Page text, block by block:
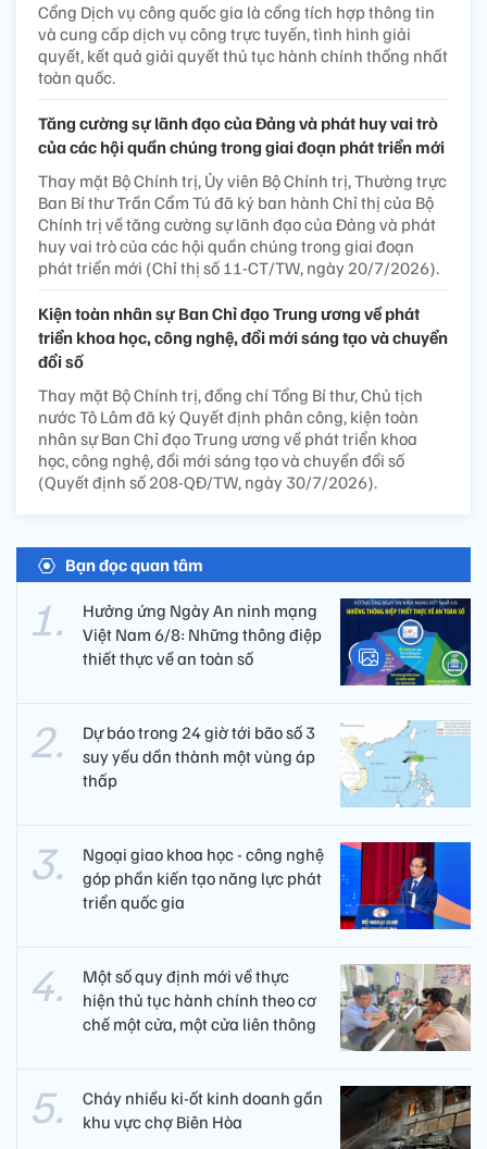
Cổng Dịch vụ công quốc gia là cổng tích hợp thông tin
và cung cấp dịch vụ công trực tuyến, tình hình giải
quyết, kết quả giải quyết thủ tục hành chính thống nhất
toàn quốc.
Tăng cường sự lãnh đạo của Đảng và phát huy vai trò
của các hội quần chúng trong giai đoạn phát triển mới
Thay mặt Bộ Chính trị, Ủy viên Bộ Chính trị, Thường trực
Ban Bí thư Trần Cẩm Tú đã ký ban hành Chỉ thị của Bộ
Chính trị về tăng cường sự lãnh đạo của Đảng và phát
huy vai trò của các hội quần chúng trong giai đoạn
phát triển mới (Chỉ thị số 11-CT/TW, ngày 20/7/2026).
Kiện toàn nhân sự Ban Chỉ đạo Trung ương về phát
triển khoa học, công nghệ, đổi mới sáng tạo và chuyển
đổi số
Thay mặt Bộ Chính trị, đồng chí Tổng Bí thư, Chủ tịch
nước Tô Lâm đã ký Quyết định phân công, kiện toàn
nhân sự Ban Chỉ đạo Trung ương về phát triển khoa
học, công nghệ, đổi mới sáng tạo và chuyển đổi số
(Quyết định số 208-QĐ/TW, ngày 30/7/2026).
Bạn đọc quan tâm
Hưởng ứng Ngày An ninh mạng
Việt Nam 6/8: Những thông điệp
thiết thực về an toàn số
Dự báo trong 24 giờ tới bão số 3
suy yếu dần thành một vùng áp
thấp
Ngoại giao khoa học - công nghệ
góp phần kiến tạo năng lực phát
triển quốc gia
Một số quy định mới về thực
hiện thủ tục hành chính theo cơ
chế một cửa, một cửa liên thông
Cháy nhiều ki-ốt kinh doanh gần
khu vực chợ Biên Hòa